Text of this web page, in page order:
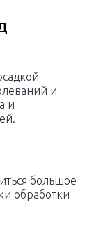
и
и
большое
обработки